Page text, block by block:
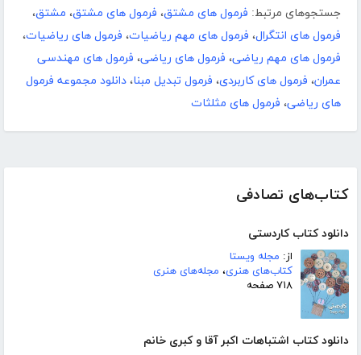
کتاب‌های تصادفی
دانلود کتاب کاردستی
از: مجله ویستا
کتاب‌های هنری، مجله‌های هنری
۷۱۸ صفحه
دانلود کتاب اشتباهات اکبر آقا و کبری خانم
جستجوهای مرتبط: فرمول های مشتق، فرمول های مشتق، مشتق،
فرمول های انتگرال، فرمول های مهم ریاضیات، فرمول های ریاضیات،
فرمول های مهم ریاضی، فرمول های ریاضی، فرمول های مهندسی
عمران، فرمول های کاربردی، فرمول تبدیل مبنا، دانلود مجموعه فرمول
های ریاضی، فرمول های مثلثات